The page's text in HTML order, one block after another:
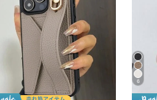
4.89
6